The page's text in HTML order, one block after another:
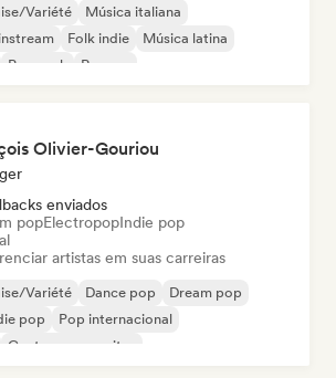
Variété
Música italiana
Folk indie
Música latina
Pop rock Reggae
Olivier-Gouriou
enviados
popElectropopIndie pop
artistas em suas carreiras
Variété Dance pop
Dream pop
pop
Pop internacional
Cantor-compositor